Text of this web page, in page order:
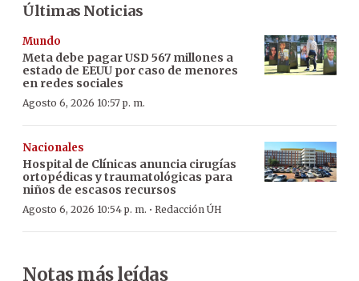
Últimas Noticias
Mundo
Meta debe pagar USD 567 millones a
estado de EEUU por caso de menores
en redes sociales
Agosto 6, 2026 10:57 p. m.
Nacionales
Hospital de Clínicas anuncia cirugías
ortopédicas y traumatológicas para
niños de escasos recursos
Agosto 6, 2026 10:54 p. m. · Redacción ÚH
Notas más leídas